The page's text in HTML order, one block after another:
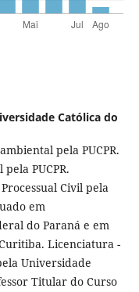
Católica do
pela PUCPR.
PUCPR.
Civil pela
em
do Paraná e em
Licenciatura -
Universidade
Titular do Curso